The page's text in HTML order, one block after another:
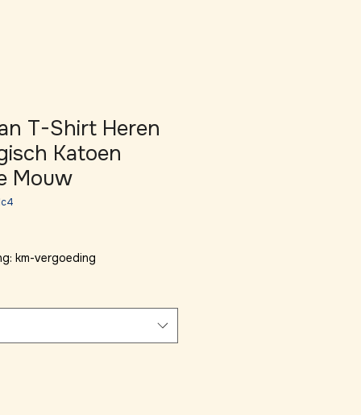
T-Shirt Heren
Katoen
Mouw
km-vergoeding